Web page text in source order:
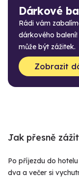
Dárkové
Rádi vám
dárkového
může být zážitek.
Zobrazit
Jak přesně
Po příjezdu do
dva a večer si